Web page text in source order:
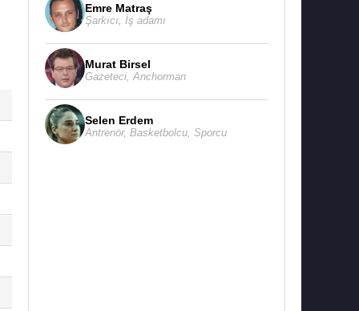
Emre Matraş
Şarkıcı İş adamı
Murat Birsel
Gazeteci, Anchorman
Selen Erdem
Antrenör, Basketbolcu, Sporcu